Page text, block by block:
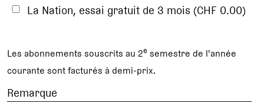
La Nation, essai gratuit de 3 mois (CHF 0.00)
Les abonnements souscrits au 2e semestre de l'année
courante sont facturés à demi-prix.
Remarque